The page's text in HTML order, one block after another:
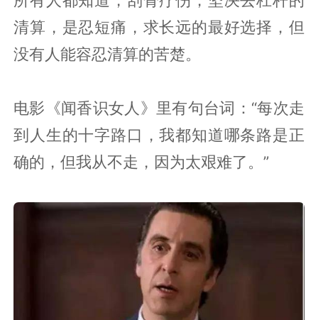
清算，是忍短痛，求长远的最好选择，但
没有人能容忍清算的苦楚。
电影《闻香识女人》里有句台词：“每次走
到人生的十字路口，我都知道哪条路是正
确的，但我从不走，因为太艰难了。”